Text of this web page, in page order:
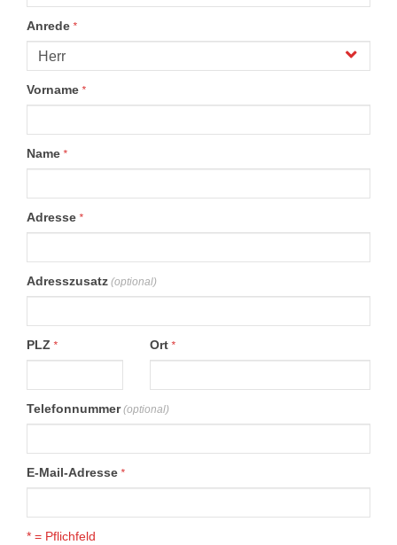
Anrede *
Vorname *
Name *
Adresse *
Adresszusatz (optional)
PLZ * Ort *
Telefonnummer (optional)
E-Mail-Adresse *
* = Pflichfeld